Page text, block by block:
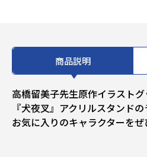
商品説明
高橋留美子先生原作イラストグ
『犬夜叉』アクリルスタンド
お気に入りのキャラクターをぜ